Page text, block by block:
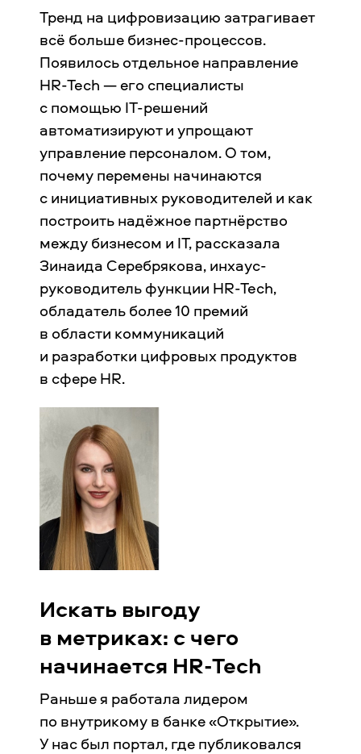
Тренд на цифровизацию затрагивает
всё больше бизнес-процессов.
Появилось отдельное направление
HR-Tech — его специалисты
с помощью IT-решений
автоматизируют и упрощают
управление персоналом. О том,
почему перемены начинаются
с инициативных руководителей и как
построить надёжное партнёрство
между бизнесом и IT, рассказала
Зинаида Серебрякова, инхаус-
руководитель функции HR-Tech,
обладатель более 10 премий
в области коммуникаций
и разработки цифровых продуктов
в сфере HR.
Искать выгоду
в метриках: с чего
начинается HR-Tech
Раньше я работала лидером
по внутрикому в банке «Открытие».
У нас был портал, где публиковался